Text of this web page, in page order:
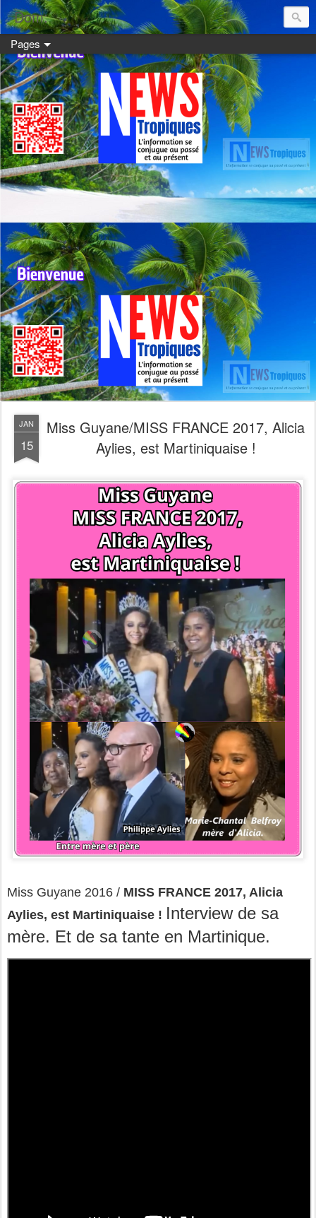
Dom:
Pages
JAN
15
Miss Guyane/MISS FRANCE 2017, Alicia
Aylies, est Martiniquaise !
Miss Guyane 2016 / MISS FRANCE 2017, Alicia
Aylies, est Martiniquaise ! Interview de sa
mère. Et de sa tante en Martinique.